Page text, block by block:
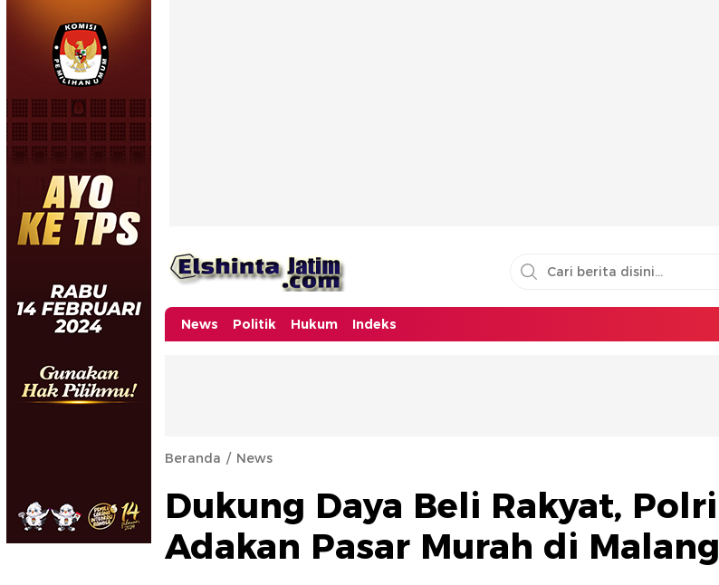
News Politik Hukum Indeks
Beranda News
Dukung Daya Beli Rakyat, Polri
Adakan Pasar Murah di Malang